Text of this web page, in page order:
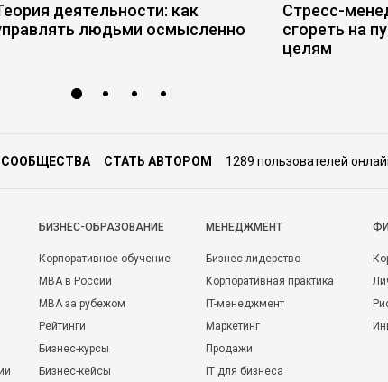
деятельности: как
людьми осмысленно
Стресс-
сгореть на
целям
СТАТЬ АВТОРОМ 1289 пользователей
БИЗНЕС-ОБРАЗОВАНИЕ
Корпоративное обучение
MBA в России
MBA за рубежом
Рейтинги
Бизнес-курсы
Бизнес-кейсы
МЕНЕДЖМЕНТ
Бизнес-лидерство
Корпоративная практика
IT-менеджмент
Маркетинг
Продажи
IT для бизнеса